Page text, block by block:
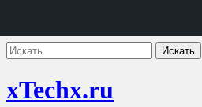
xTechx.ru